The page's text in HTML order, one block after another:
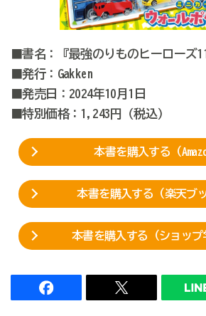
■書名：『最強のりものヒーローズ
■発行：Gakken
■発売日：2024年10月1日
■特別価格：1,243円（税込）
本書を購入する（
本書を購入する（楽天ブ
本書を購入する（ショップ